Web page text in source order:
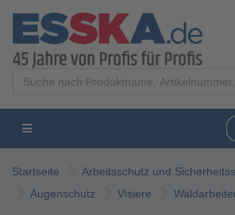
Startseite
Arbeitsschutz und
Augenschutz
Visiere